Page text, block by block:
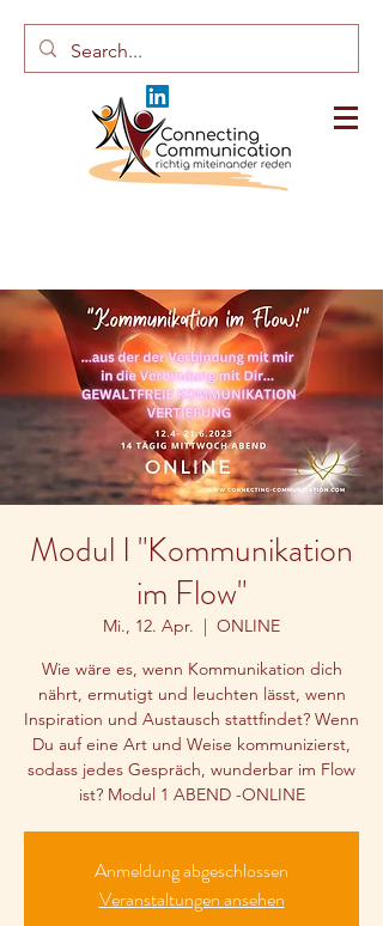
Modul I "Kommunikation
im Flow"
Mi., 12. Apr.
  |
ONLINE
Wie wäre es, wenn Kommunikation dich
nährt, ermutigt und leuchten lässt, wenn
Inspiration und Austausch stattfindet? Wenn
Du auf eine Art und Weise kommunizierst,
sodass jedes Gespräch, wunderbar im Flow
ist? Modul 1 ABEND -ONLINE
Anmeldung abgeschlossen
Veranstaltungen ansehen